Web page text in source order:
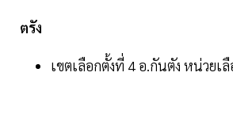
ตรัง
เขตเลือกตั้งที่ 4 อ.กันตัง หน่วยเ